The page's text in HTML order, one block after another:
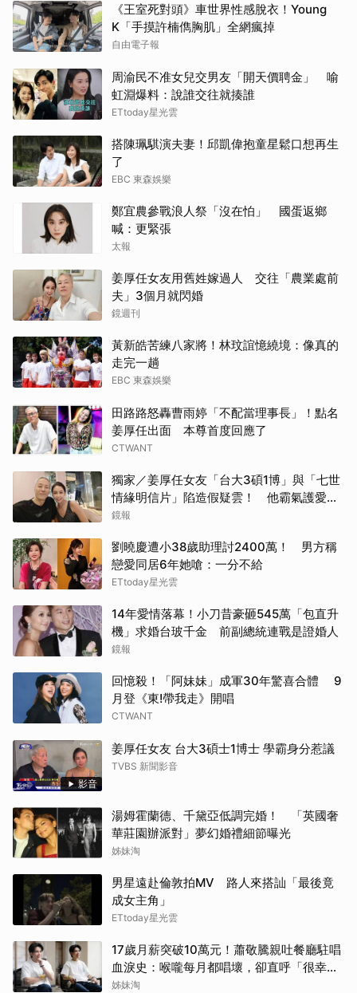
《王室死對頭》車世界性感脫衣！Young
K「手摸許楠儁胸肌」全網瘋掉
自由電子報
周渝民不准女兒交男友「開天價聘金」 喻
虹淵爆料：說誰交往就揍誰
ETtoday星光雲
搭陳珮騏演夫妻！邱凱偉抱童星鬆口想再生
了
EBC 東森娛樂
鄭宜農參戰浪人祭「沒在怕」 國蛋返鄉
喊：更緊張
太報
姜厚任女友用舊姓嫁過人 交往「農業處前
夫」3個月就閃婚
鏡週刊
黃新皓苦練八家將！林玟誼憶繞境：像真的
走完一趟
EBC 東森娛樂
田路路怒轟曹雨婷「不配當理事長」！點名
姜厚任出面 本尊首度回應了
CTWANT
獨家／姜厚任女友「台大3碩1博」與「七世
情緣明信片」陷造假疑雲！ 他霸氣護愛：
她是文盲我也喜歡！
鏡報
劉曉慶遭小38歲助理討2400萬！ 男方稱
戀愛同居6年她嗆：一分不給
ETtoday星光雲
14年愛情落幕！小刀昔豪砸545萬「包直升
機」求婚台玻千金 前副總統連戰是證婚人
鏡報
回憶殺！「阿妹妹」成軍30年驚喜合體 9
月登《東!帶我走》開唱
CTWANT
影音
姜厚任女友 台大3碩士1博士 學霸身分惹議
TVBS 新聞影音
湯姆霍蘭德、千黛亞低調完婚！ 「英國奢
華莊園辦派對」夢幻婚禮細節曝光
姊妹淘
男星遠赴倫敦拍MV 路人來搭訕「最後竟
成女主角」
ETtoday星光雲
17歲月薪突破10萬元！蕭敬騰親吐餐廳駐唱
血淚史：喉嚨每月都唱壞，卻直呼「很幸
福」
姊妹淘